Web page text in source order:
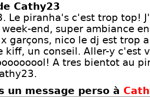
Cathy23
Le piranha's c'est trop top!
end, super ambiance
garçons, nico le dj est trop
kiff, un conseil. Aller-y c'est
A tres bientot au
un message perso à